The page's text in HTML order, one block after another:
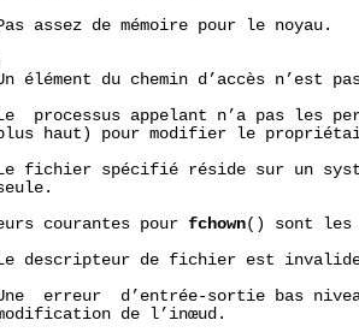
assez de mémoire pour le noyau.
élément du chemin d’accès n’est
processus appelant n’a pas les
haut) pour modifier le
fichier spécifié réside sur un
courantes pour
fchown() sont les
descripteur de fichier est
erreur  d’entrée-sortie bas
de l’inœud.